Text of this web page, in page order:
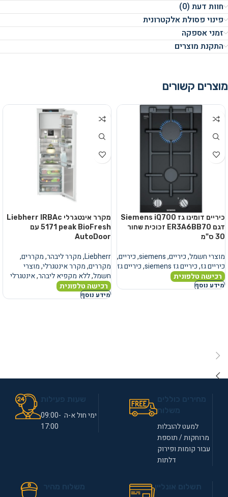
חוות דעת (0)
פינוי פסולת אלקטרונית
זמני אספקה
התקנת מוצרים
מוצרים קשורים
כיריים דומינו גז Siemens iQ700
דגם ER3A6BB70 זכוכית שחור
30 ס"מ
מוצרי חשמל,כיריים,
siemens
,כיריים,
כיריים גז,כיריים גז siemens ,כיריים גז
רכישה טלפונית
מידע נוסף
מקרר אינטגרלי Liebherr IRBAc
5171 peak BioFresh עם
AutoDoor
Liebherr
,מקרר ליבהר,מקררים,
מקררים,מקרר אינטגרלי,מוצרי
חשמל,ללא מקפיא ליבהר,אינטגרלי
רכישה טלפונית
מידע נוסף
למעט להובלות
מרוחקות / תוספת
עבור קומות ופירוק
דלתות
ימי חול א-ה 09:00-
17:00